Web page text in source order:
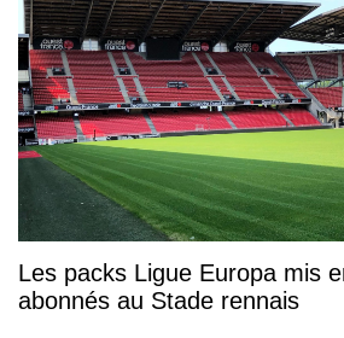
Les packs Ligue Europa mis
abonnés au Stade rennais